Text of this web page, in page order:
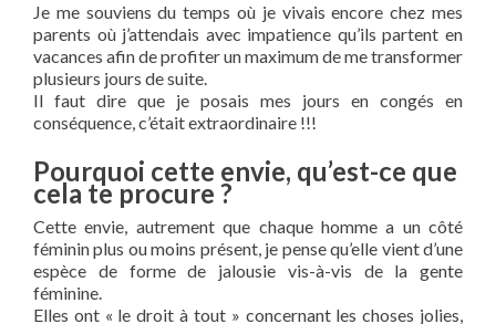
Je me souviens du temps où je vivais encore chez mes
parents où j’attendais avec impatience qu’ils partent en
vacances afin de profiter un maximum de me transformer
plusieurs jours de suite.
Il faut dire que je posais mes jours en congés en
conséquence, c’était extraordinaire !!!
Pourquoi cette envie, qu’est-ce que
cela te procure ?
Cette envie, autrement que chaque homme a un côté
féminin plus ou moins présent, je pense qu’elle vient d’une
espèce de forme de jalousie vis-à-vis de la gente
féminine.
Elles ont « le droit à tout » concernant les choses jolies,